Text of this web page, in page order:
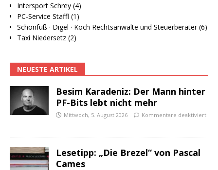
Intersport Schrey (4)
PC-Service Staffl (1)
Schönfuß · Digel · Koch Rechtsanwälte und Steuerberater (6)
Taxi Niedersetz (2)
NEUESTE ARTIKEL
Besim Karadeniz: Der Mann hinter
PF-Bits lebt nicht mehr
Mittwoch, 5. August 2026 Kommentare deaktiviert
Lesetipp: „Die Brezel“ von Pascal
Cames